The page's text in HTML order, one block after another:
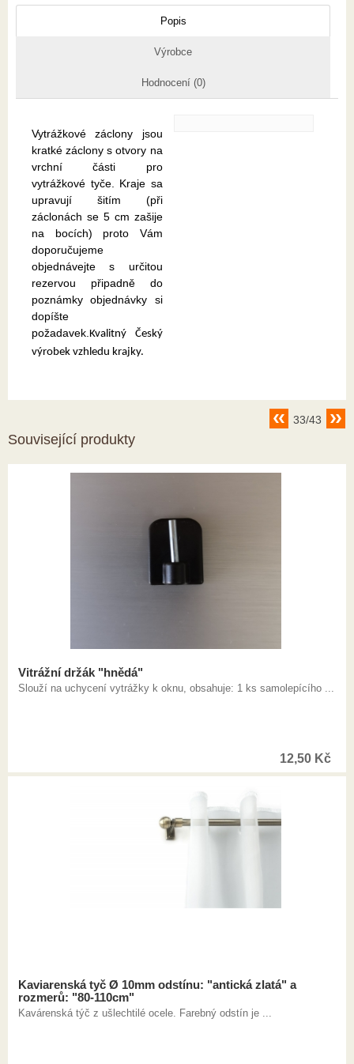
Popis
Výrobce
Hodnocení (0)
Vytrážkové záclony jsou
kratké záclony s otvory na
vrchní části pro
vytrážkové tyče. Kraje sa
upravují šitím (při
záclonách se 5 cm zašije
na bocích) proto Vám
doporučujeme
objednávejte s určitou
rezervou připadně do
poznámky objednávky si
dopíšte
požadavek. Kvalitný Český
výrobek vzhledu krajky.
33/43
Související produkty
Vitrážní držák "hnědá"
Slouží na uchycení vytrážky k oknu, obsahuje: 1 ks samolepícího ...
12,50 Kč
Kaviarenská tyč Ø 10mm odstínu: "antická zlatá" a
rozmerů: "80-110cm"
Kavárenská týč z ušlechtilé ocele. Farebný odstín je ...